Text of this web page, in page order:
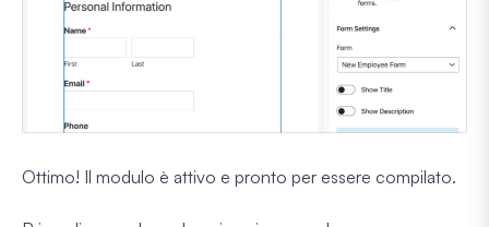
Ottimo! Il modulo è attivo e pronto per essere compilato.